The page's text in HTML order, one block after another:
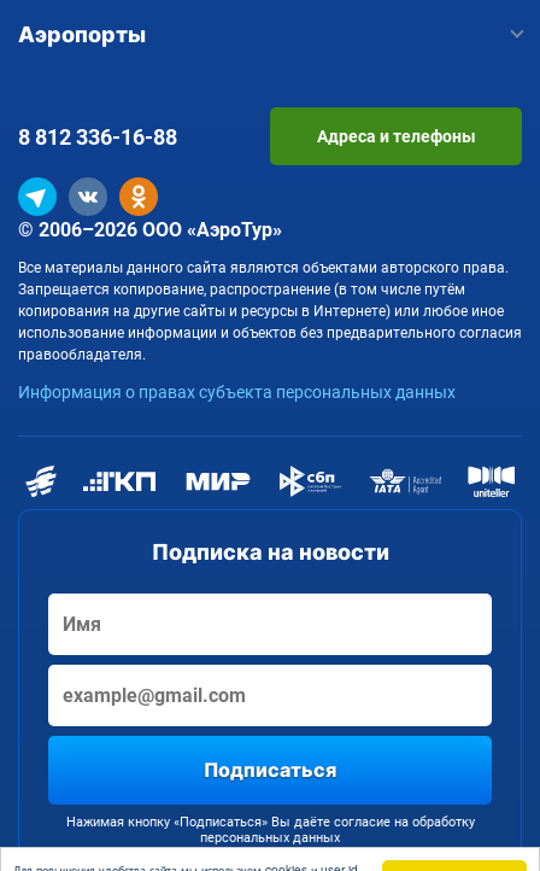
Аэропорты
Подписка на новости
Подписаться
Нажимая кнопку «Подписаться» Вы даёте согласие на обработку
персональных данных
© 2006–2026 ООО «АэроТур»
Все материалы данного сайта являются объектами авторского права.
Запрещается копирование, распространение (в том числе путём
копирования на другие сайты и ресурсы в Интернете) или любое иное
использование информации и объектов без предварительного согласия
правообладателя.
Информация о правах субъекта персональных данных
8 812336-16-88 Адреса и телефоны